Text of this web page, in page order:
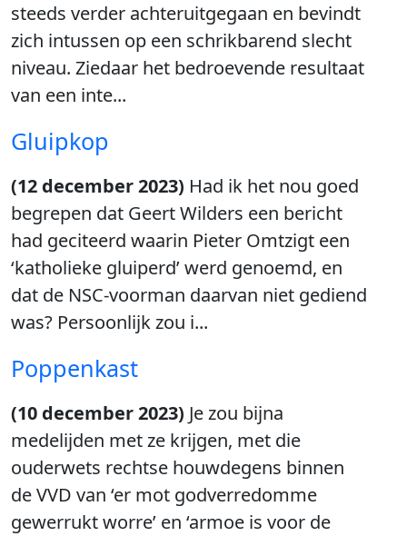
steeds verder achteruitgegaan en bevindt
zich intussen op een schrikbarend slecht
niveau. Ziedaar het bedroevende resultaat
van een inte...
Gluipkop
(12 december 2023) Had ik het nou goed
begrepen dat Geert Wilders een bericht
had geciteerd waarin Pieter Omtzigt een
‘katholieke gluiperd’ werd genoemd, en
dat de NSC-voorman daarvan niet gediend
was? Persoonlijk zou i...
Poppenkast
(10 december 2023) Je zou bijna
medelijden met ze krijgen, met die
ouderwets rechtse houwdegens binnen
de VVD van ‘er mot godverredomme
gewerrukt worre’ en ‘armoe is voor de